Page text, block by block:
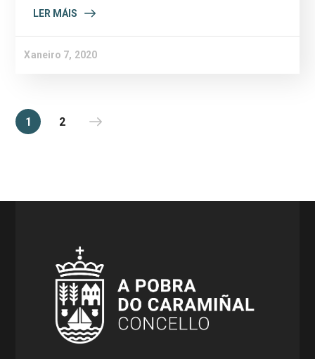
LER MÁIS
Xaneiro 7, 2020
1 2